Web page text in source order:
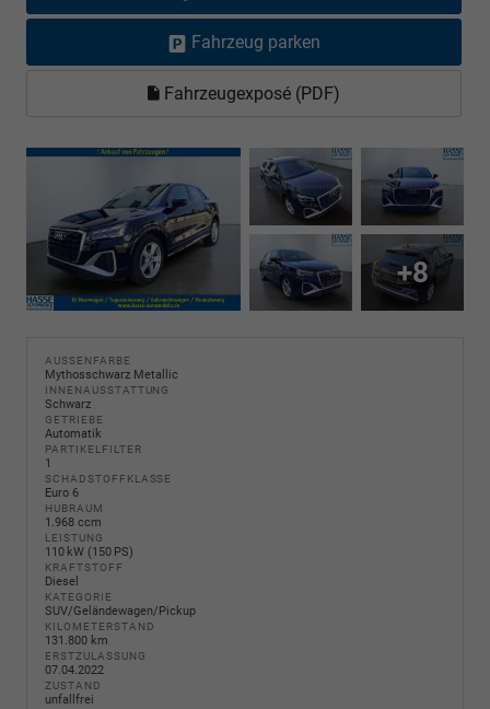
Fahrzeug parken
Fahrzeugexposé (PDF)
+8
AUSSENFARBE
Mythosschwarz Metallic
INNENAUSSTATTUNG
Schwarz
GETRIEBE
Automatik
PARTIKELFILTER
1
SCHADSTOFFKLASSE
Euro 6
HUBRAUM
1.968 ccm
LEISTUNG
110 kW (150 PS)
KRAFTSTOFF
Diesel
KATEGORIE
SUV/Geländewagen/Pickup
KILOMETERSTAND
131.800 km
ERSTZULASSUNG
07.04.2022
ZUSTAND
unfallfrei